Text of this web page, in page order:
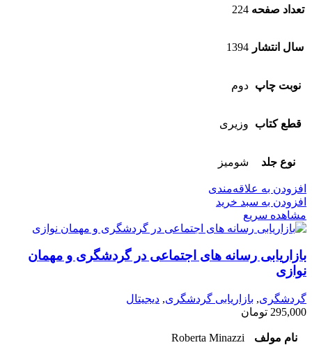
تعداد صفحه 224
سال انتشار 1394
نوبت چاپ دوم
قطع کتاب وزیری
نوع جلد شومیز
افزودن به علاقه‌مندی
افزودن به سبد خرید
مشاهده سریع
بازاریابی رسانه های اجتماعی در گردشگری و مهمان
نوازی
گردشگری, بازاریابی گردشگری, دیجیتال
295,000 تومان
نام مولف Roberta Minazzi